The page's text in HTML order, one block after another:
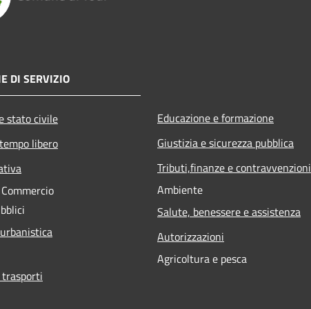
DI SERVIZIO
stato civile
libero
Educazione e formazione
Giustizia e sicurezza pubblica
Tributi,finanze e contravvenzioni
Ambiente
Salute, benessere e assistenza
Autorizzazioni
Agricoltura e pesca